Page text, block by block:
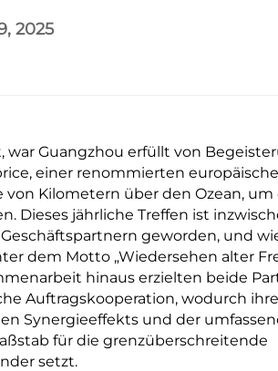
2025
Guangzhou erfüllt von
einer renommierten
Kilometern über den Ozean, um
Dieses jährliche Treffen ist
geworden, und
dem Motto „Wiedersehen alter
hinaus erzielten beide
Auftragskooperation, wodurch ihre
Synergieeffekts und der
für die grenzüberschreitende
setzt.